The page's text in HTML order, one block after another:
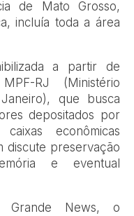
de Mato Grosso,
incluía toda a área
a partir de
RJ (Ministério
que busca
depositados por
econômicas
discute preservação
e eventual
Grande News, o